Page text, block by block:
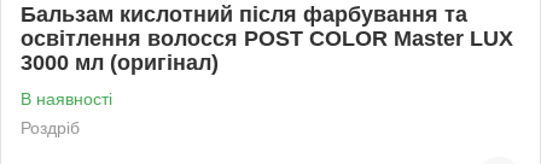
Бальзам кислотний після фарбування та
освітлення волосся POST COLOR Master LUX
3000 мл (оригінал)
В наявності
Роздріб